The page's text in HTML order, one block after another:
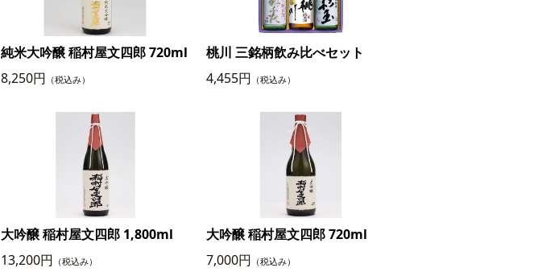
純米大吟醸 稲村屋文四郎 720ml
8,250円 （税込み）
桃川 三銘柄飲み比べセット
4,455円 （税込み）
大吟醸 稲村屋文四郎 1,800ml
13,200円 （税込み）
大吟醸 稲村屋文四郎 720ml
7,000円 （税込み）